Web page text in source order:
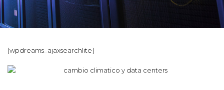
[wpdreams_ajaxsearchlite]